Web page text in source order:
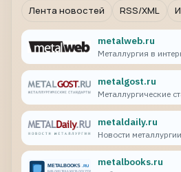
Лента новостей
RSS/XML
metalweb.ru
Металлургия в
metalgost.ru
Металлургические
metaldaily.ru
Новости металлургии
metalbooks.ru